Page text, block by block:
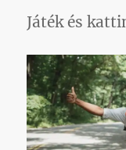
Játék és